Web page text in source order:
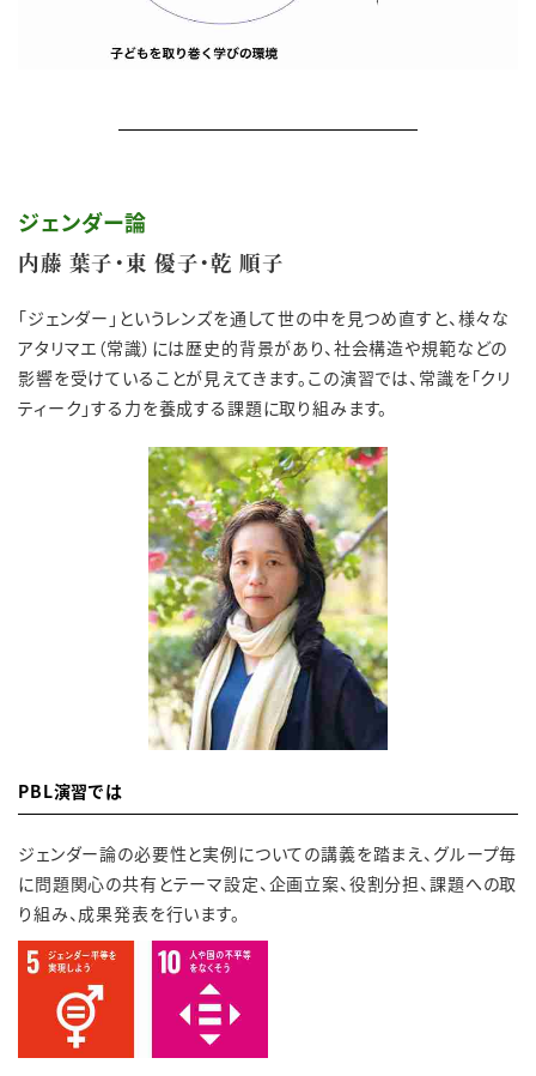
ジェンダー論
内藤 葉子・東 優子・乾 順子
「ジェンダー」というレンズを通して世の中を見つめ直すと、様々な
アタリマエ（常識）には歴史的背景があり、社会構造や規範などの
影響を受けていることが見えてきます。この演習では、常識を「クリ
ティーク」する力を養成する課題に取り組みます。
PBL演習では
ジェンダー論の必要性と実例についての講義を踏まえ、グループ毎
に問題関心の共有とテーマ設定、企画立案、役割分担、課題への取
り組み、成果発表を行います。